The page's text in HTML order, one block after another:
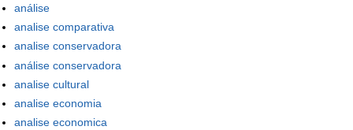
análise
analise comparativa
analise conservadora
análise conservadora
analise cultural
analise economia
analise economica